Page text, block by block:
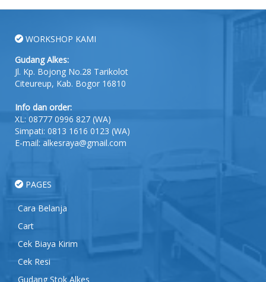
WORKSHOP KAMI
Gudang Alkes:
Jl. Kp. Bojong No.28 Tarikolot
Citeureup, Kab. Bogor 16810
Info dan order:
XL: 08777 0996 827 (WA)
Simpati: 0813 1616 0123 (WA)
E-mail: alkesraya@gmail.com
PAGES
Cara Belanja
Cart
Cek Biaya Kirim
Cek Resi
Gudang Stok Alkes